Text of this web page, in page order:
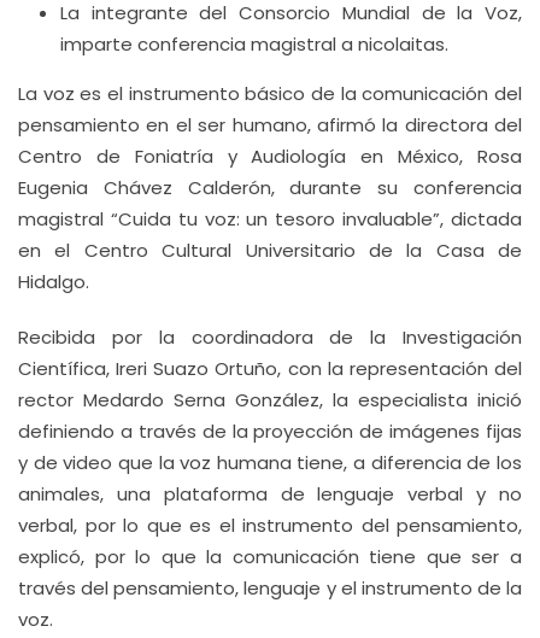
La integrante del Consorcio Mundial de la Voz,
imparte conferencia magistral a nicolaitas.
La voz es el instrumento básico de la comunicación del
pensamiento en el ser humano, afirmó la directora del
Centro de Foniatría y Audiología en México, Rosa
Eugenia Chávez Calderón, durante su conferencia
magistral “Cuida tu voz: un tesoro invaluable”, dictada
en el Centro Cultural Universitario de la Casa de
Hidalgo.
Recibida por la coordinadora de la Investigación
Científica, Ireri Suazo Ortuño, con la representación del
rector Medardo Serna González, la especialista inició
definiendo a través de la proyección de imágenes fijas
y de video que la voz humana tiene, a diferencia de los
animales, una plataforma de lenguaje verbal y no
verbal, por lo que es el instrumento del pensamiento,
explicó, por lo que la comunicación tiene que ser a
través del pensamiento, lenguaje y el instrumento de la
voz.